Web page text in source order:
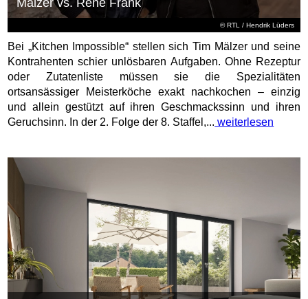
©RTL / Hendrik Lüders
Bei „Kitchen Impossible“ stellen sich Tim Mälzer und seine
Kontrahenten schier unlösbaren Aufgaben. Ohne Rezeptur
oder Zutatenliste müssen sie die Spezialitäten
ortsansässiger Meisterköche exakt nachkochen – einzig
und allein gestützt auf ihren Geschmackssinn und ihren
Geruchsinn. In der 2. Folge der 8. Staffel,... weiterlesen